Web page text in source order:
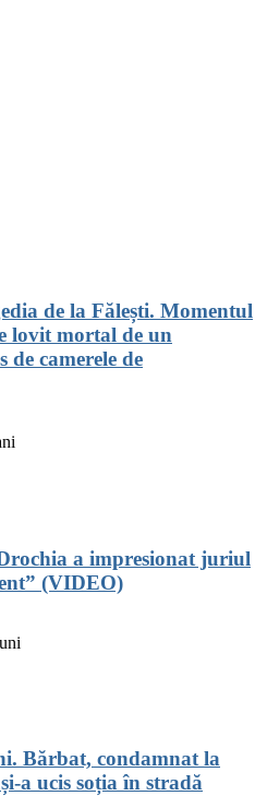
de la Fălești. Momentul
lovit mortal de un
camerele de
a impresionat juriul
(VIDEO)
Bărbat, condamnat la
a ucis soția în stradă